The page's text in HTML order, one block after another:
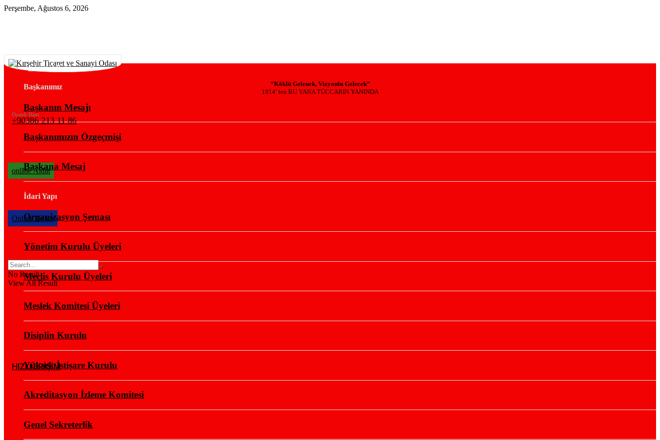
Perşembe, Ağustos 6, 2026
“Köklü Gelenek, Vizyonlu Gelecek”
1914’ ten BU YANA TÜCCARIN YANINDA
Destek Hattı
+90386 213 11 86
onlIne Aidat
OnlIne Belge
No Result
View All Result
HIZLI ERİŞİM
KURUMSAL
Başkanımız
Başkanın Mesajı
Başkanımızın Özgeçmişi
Başkana Mesaj
İdari Yapı
Organizasyon Şeması
Yönetim Kurulu Üyeleri
Meclis Kurulu Üyeleri
Meslek Komitesi Üyeleri
Disiplin Kurulu
Yüksek İstişare Kurulu
Akreditasyon İzleme Komitesi
Genel Sekreterlik